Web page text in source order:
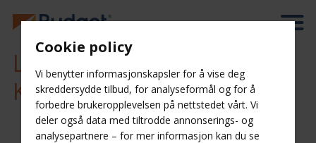
Leiebil Mosjøen Lufthavn,
Kjærstad
Cookie policy
Vi benytter informasjonskapsler for å vise deg
skreddersydde tilbud, for analyseformål og for å
forbedre brukeropplevelsen på nettstedet vårt. Vi
deler også data med tiltrodde annonserings- og
analysepartnere – for mer informasjon kan du se